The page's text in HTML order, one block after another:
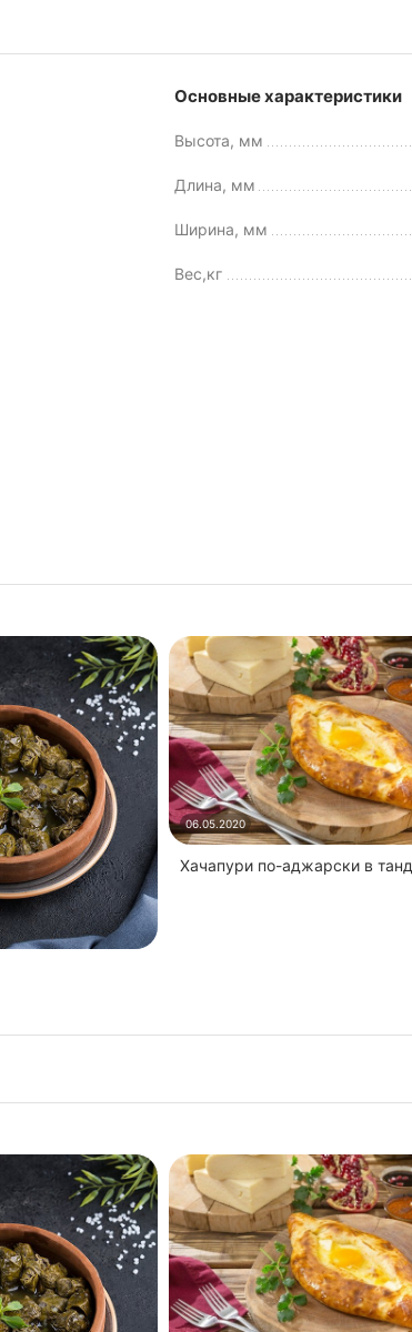
Основные характеристики
Высота, мм
Длина, мм
Ширина, мм
Вес,кг
06.05.2020
Хачапури по-аджарски в